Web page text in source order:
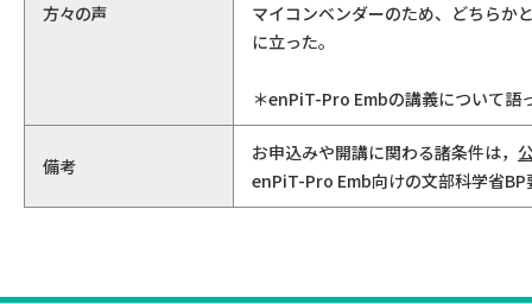
方々の声
マイコンベンダーのため、どちらか
に立った。
＊enPiT-Pro Embの講義について語
備考
お申込みや開講に関わる諸条件は，
enPiT-Pro Emb向けの文部科学省